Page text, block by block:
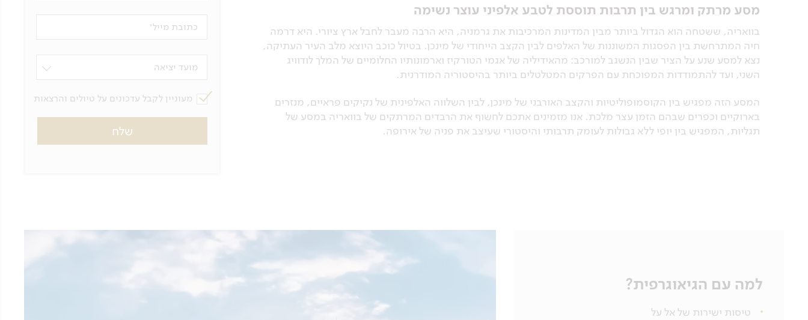
מסע מרתק ומרגש בין תרבות תוססת לטבע אלפיני עוצר נשימה
בוואריה, ששטחה הוא הגדול ביותר מבין המדינות המרכיבות את גרמניה, היא הרבה מעבר לחבל ארץ ציורי. היא דרמה
חיה המתרחשת בין הפסגות המשוננות של האלפים לבין הקצב הייחודי של מינכן. בטיול כוכב היוצא מלב העיר העתיקה,
נצא למסע שנע על הציר שבין הנשגב למורכב: מהאידיליה של אגמי הטורקיז וארמונותיו החלומיים של המלך לודוויג
השני, ועד להתמודדות המפוכחת עם הפרקים המטלטלים ביותר בהיסטוריה המודרנית.
המסע הזה מפגיש בין הקוסמופוליטיות והקצב האורבני של מינכן, לבין השלווה האלפינית של נקיקים פראיים, מנזרים
בארוקיים וכפרים שבהם הזמן עצר מלכת. אנו מזמינים אתכם לחשוף את הרבדים המרתקים של בוואריה במסע של
תגליות, המפגיש בין יופי ללא גבולות לעומק תרבותי והיסטורי שעיצב את פניה של אירופה.
כתובת מייל
מועד יציאה
מעוניין לקבל עדכונים על טיולים והרצאות
למה עם הגיאוגרפית?
טיסות ישירות של אל על